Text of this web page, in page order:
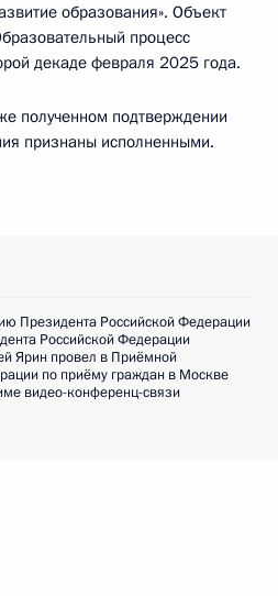
образования». Объект
процесс
декаде февраля 2025 года.
полученном подтверждении
признаны исполненными.
Президента Российской Федерации
Российской Федерации
Ярин провел в Приёмной
по приёму граждан в Москве
видео-конференц-связи